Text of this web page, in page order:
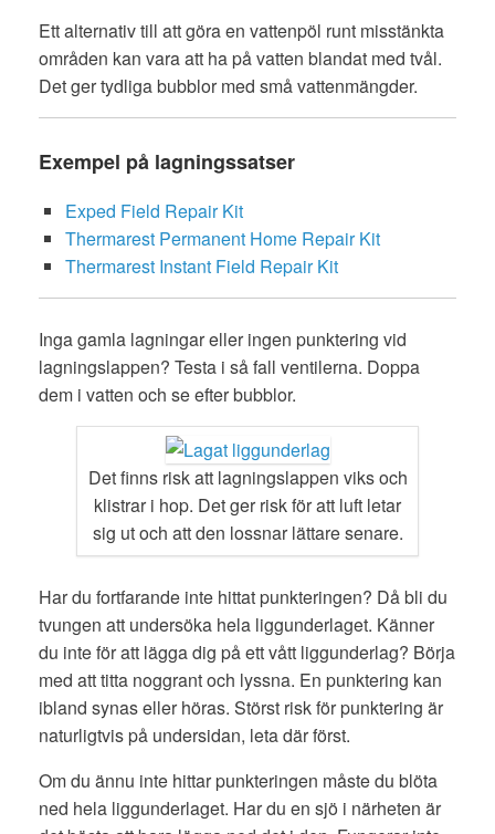
Ett alternativ till att göra en vattenpöl runt misstänkta
områden kan vara att ha på vatten blandat med tvål.
Det ger tydliga bubblor med små vattenmängder.
Exempel på lagningssatser
Exped Field Repair Kit
Thermarest Permanent Home Repair Kit
Thermarest Instant Field Repair Kit
Inga gamla lagningar eller ingen punktering vid
lagningslappen? Testa i så fall ventilerna. Doppa
dem i vatten och se efter bubblor.
Det finns risk att lagningslappen viks och
klistrar i hop. Det ger risk för att luft letar
sig ut och att den lossnar lättare senare.
Har du fortfarande inte hittat punkteringen? Då bli du
tvungen att undersöka hela liggunderlaget. Känner
du inte för att lägga dig på ett vått liggunderlag? Börja
med att titta noggrant och lyssna. En punktering kan
ibland synas eller höras. Störst risk för punktering är
naturligtvis på undersidan, leta där först.
Om du ännu inte hittar punkteringen måste du blöta
ned hela liggunderlaget. Har du en sjö i närheten är